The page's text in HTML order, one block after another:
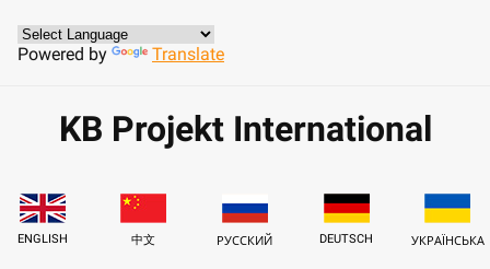
Powered by Translate
KB Projekt International
ENGLISH 中文 РУССКИЙ DEUTSCH УКРАЇНСЬКА